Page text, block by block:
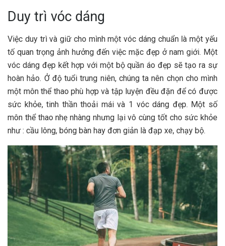
Duy trì vóc dáng
Việc duy trì và giữ cho mình một vóc dáng chuẩn là một yếu
tố quan trọng ảnh hưởng đến việc mặc đẹp ở nam giới. Một
vóc dáng đẹp kết hợp với một bộ quần áo đẹp sẽ tạo ra sự
hoàn hảo. Ở độ tuổi trung niên, chúng ta nên chọn cho mình
một môn thể thao phù hợp và tập luyện đều đặn để có được
sức khỏe, tinh thần thoải mái và 1 vóc dáng đẹp. Một số
môn thể thao nhẹ nhàng nhưng lại vô cùng tốt cho sức khỏe
như : cầu lông, bóng bàn hay đơn giản là đạp xe, chạy bộ.